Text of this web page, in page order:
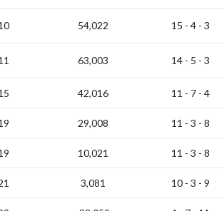
54,022 15 - 4 - 3
63,003 14 - 5 - 3
42,016 11 - 7 - 4
29,008 11 - 3 - 8
10,021 11 - 3 - 8
3,081 10 - 3 - 9